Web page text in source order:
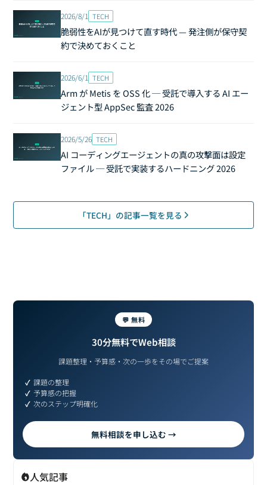
2026/8/1 TECH
脆弱性をAIが見つけて直す時代 — 発注側が保守契
約で決めておくこと
2026/6/1 TECH
Arm が Metis を OSS 化 ─ 受託で導入する AI エー
ジェント型 AppSec 監査 2026
2026/5/26 TECH
AI コーディングエージェントの真の攻撃面は設定
ファイル ─ 受託で実装するハードニング 2026
「TECH」の記事一覧を見る
💬 無料
30分無料でWeb相談
課題整理・予算感・次の一歩をその場でご提案
課題の整理
予算感の把握
次のステップ明確化
無料相談を申し込む →
人気記事